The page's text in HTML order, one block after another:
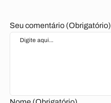
Seu comentário (Obrigatório)